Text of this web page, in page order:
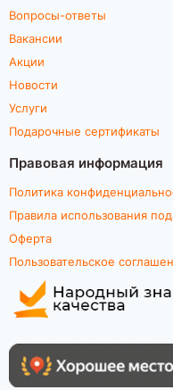
Вопросы-ответы
Вакансии
Акции
Новости
Услуги
Подарочные сертификаты
Правовая информация
Политика
Правила использования
Оферта
Пользовательское